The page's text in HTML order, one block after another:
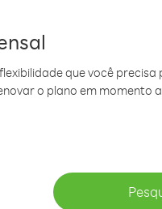
que você
o plano em momento